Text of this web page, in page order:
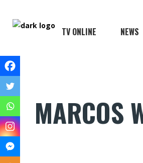
TV ONLINE NEWS
MARCOS